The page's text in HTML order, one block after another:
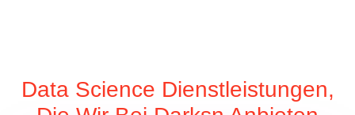
Data Science Dienstleistungen,